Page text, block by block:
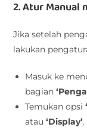
2. Atur Manual
Jika setelah
lakukan
Masuk ke
bagian
Temukan opsi
atau‘Display’.